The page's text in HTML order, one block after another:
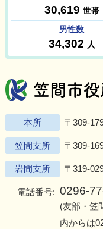
本所 〒309-
笠間支所 〒309-
岩間支所 〒319-
電話番号: 0296-
(友部・笠
内からは